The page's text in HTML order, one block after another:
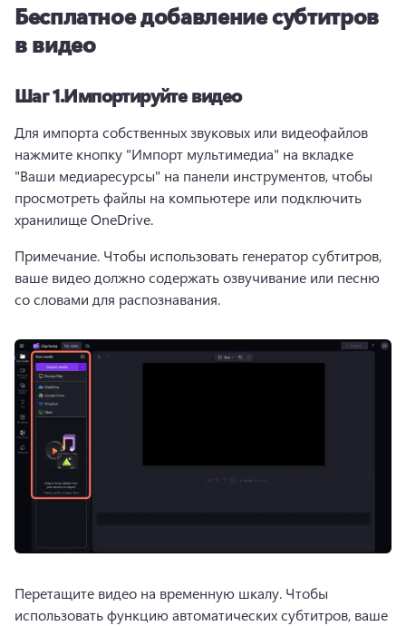
Бесплатное добавление субтитров
в видео
Шаг 1.Импортируйте видео
Для импорта собственных звуковых или видеофайлов
нажмите кнопку "Импорт мультимедиа" на вкладке
"Ваши медиаресурсы" на панели инструментов, чтобы
просмотреть файлы на компьютере или подключить
хранилище OneDrive.
Примечание. Чтобы использовать генератор субтитров,
ваше видео должно содержать озвучивание или песню
со словами для распознавания.
Перетащите видео на временную шкалу. Чтобы
использовать функцию автоматических субтитров, ваше